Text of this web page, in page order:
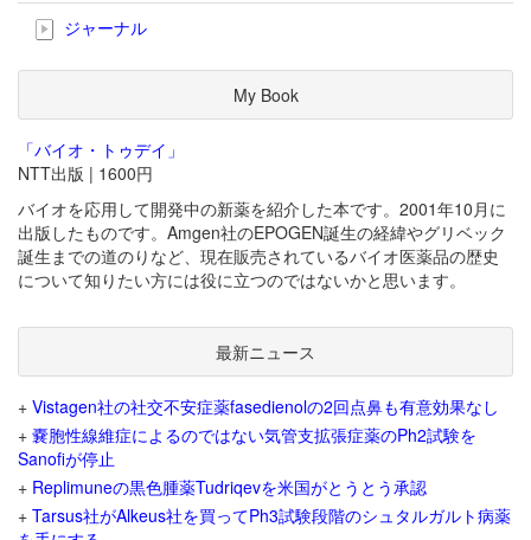
ジャーナル
My Book
「バイオ・トゥデイ」
NTT出版 | 1600円
バイオを応用して開発中の新薬を紹介した本です。2001年10月に
出版したものです。Amgen社のEPOGEN誕生の経緯やグリベック
誕生までの道のりなど、現在販売されているバイオ医薬品の歴史
について知りたい方には役に立つのではないかと思います。
最新ニュース
+ Vistagen社の社交不安症薬fasedienolの2回点鼻も有意効果なし
+ 嚢胞性線維症によるのではない気管支拡張症薬のPh2試験を
Sanofiが停止
+ Replimuneの黒色腫薬Tudriqevを米国がとうとう承認
+ Tarsus社がAlkeus社を買ってPh3試験段階のシュタルガルト病薬